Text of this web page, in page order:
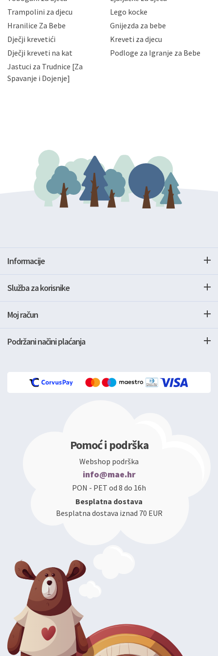
zaposlenicima kojima su isti potrebni radi provedbe
slučajevima koji su dozvoljeni zakonima. Napominjemo
da možete u svako doba, u potpunosti ili djelomice,
zatražiti prestanak aktivnosti obrade Vaših osobnih
podataka. Opoziv privole možete podnijeti poštom na
gore navedenu adresu ili e-mailom na adresu:
Trampolini za djecu
Lego kocke
Hranilice Za Bebe
Gnijezda za bebe
Dječji krevetići
Kreveti za djecu
Dječji kreveti na kat
Podloge za Igranje za Bebe
Jastuci za Trudnice [Za
Spavanje i Dojenje]
Informacije
Služba za korisnike
Moj račun
Podržani načini plaćanja
Pomoć i podrška
Webshop podrška
info@mae.hr
PON - PET od 8 do 16h
Besplatna dostava
Besplatna dostava iznad 70 EUR